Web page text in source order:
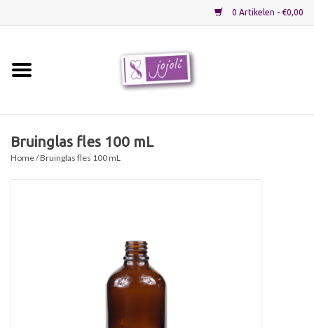
0 Artikelen - €0,00
Bruinglas fles 100 mL
Home/ Bruinglas fles 100 mL